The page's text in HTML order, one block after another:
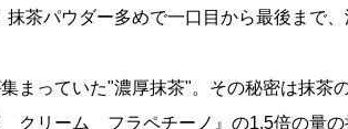
茶パウダー多めで一口目から最後まで、
まっていた"濃厚抹茶"。その秘密は抹茶
クリーム フラペチーノ』の1.5倍の量の